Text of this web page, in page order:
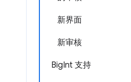
新界面
新审核
BigInt 支持